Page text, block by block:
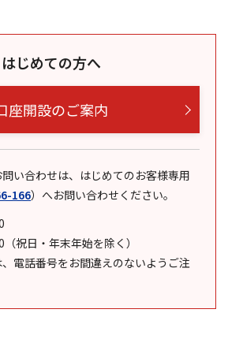
はじめての方へ
座開設のご案内
い合わせは、はじめてのお客様専用
166） へお問い合わせください。
祝日・年末年始を除く）
電話番号をお間違えのないようご注